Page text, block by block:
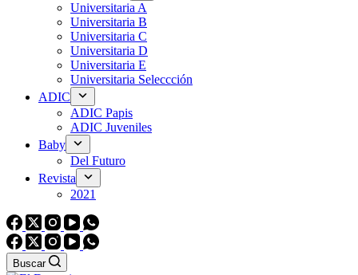
Universitaria A
Universitaria B
Universitaria C
Universitaria D
Universitaria E
Universitaria Seleccción
ADIC
ADIC Papis
ADIC Juveniles
Baby
Del Futuro
Revista
2021
Buscar